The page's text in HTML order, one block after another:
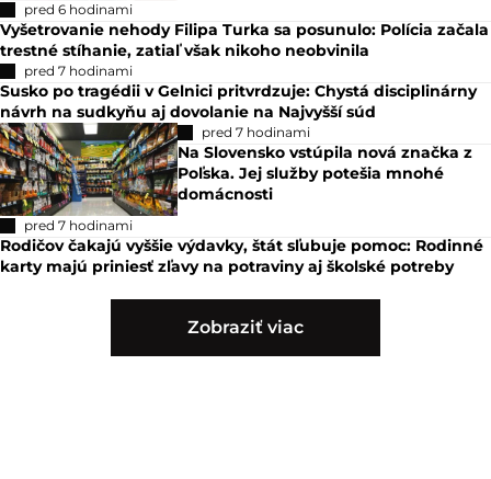
pred 6 hodinami
Vyšetrovanie nehody Filipa Turka sa posunulo: Polícia začala
trestné stíhanie, zatiaľ však nikoho neobvinila
pred 7 hodinami
Susko po tragédii v Gelnici pritvrdzuje: Chystá disciplinárny
návrh na sudkyňu aj dovolanie na Najvyšší súd
pred 7 hodinami
Na Slovensko vstúpila nová značka z
Poľska. Jej služby potešia mnohé
domácnosti
pred 7 hodinami
Rodičov čakajú vyššie výdavky, štát sľubuje pomoc: Rodinné
karty majú priniesť zľavy na potraviny aj školské potreby
Zobraziť viac